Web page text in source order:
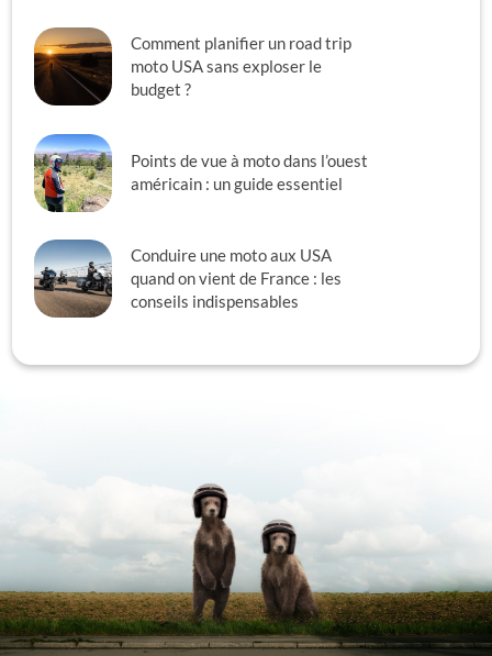
Comment planifier un road trip
moto USA sans exploser le
budget ?
Points de vue à moto dans l’ouest
américain : un guide essentiel
Conduire une moto aux USA
quand on vient de France : les
conseils indispensables